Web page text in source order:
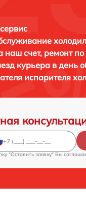
наш счет, ремонт
курьера в день
испарителя
"Оставить заявку" Вы